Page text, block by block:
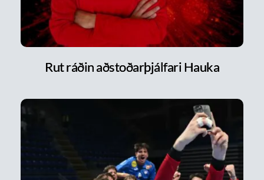
Rut ráðin aðstoðarþjálfari Hauka